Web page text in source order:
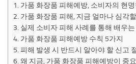
가품 화장품 피해예방, 소비자의 현
가품 화장품 피해, 지금 얼마나 심각
실제 소비자 피해 사례를 통해 배우는
가품 화장품 피해예방 수칙 5가지
피해 발생 시 반드시 알아야 할 신고
왜 지금, 가품 화장품 피해예방이 중